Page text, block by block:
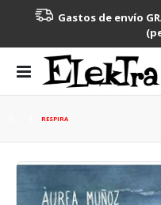
Gastos de envío
Toggle
Nav
RESPIRA
Saltar